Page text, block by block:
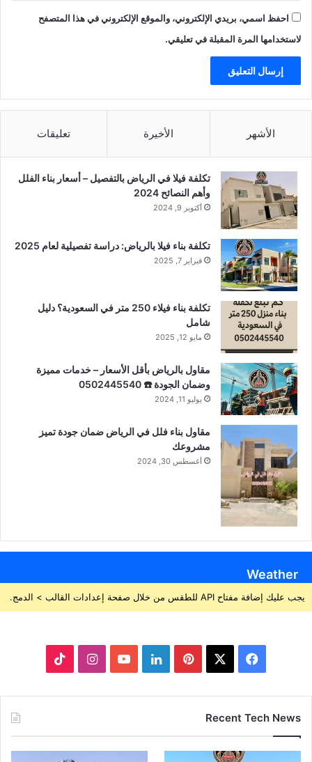
احفظ اسمي، بريدي الإلكتروني، والموقع الإلكتروني في هذا المتصفح
لاستخدامها المرة المقبلة في تعليقي.
الأشهر الأخيرة تعليقات
تكلفة فيلا في الرياض بالتفصيل – أسعار بناء الفلل
وأهم النصائح 2024
أكتوبر 9, 2024
تكلفة بناء فيلا بالرياض: دراسة تفصيلية لعام 2025
فبراير 7, 2025
تكلفة بناء فيلاء 250 متر في السعودية؟ دليل
شامل
مايو 12, 2025
مقاول بالرياض بأقل الأسعار – خدمات مميزة
وضمان الجودة ☎️ 0502445540
يوليو 11, 2024
مقاول بناء فلل في الرياض ضمان جودة تميز
مشروعك
أغسطس 30, 2024
Weather
يجب عليك إضافة مفتاح API للطقس من خلال صفحة إعدادات القالب > الدمج.
س
Recent Tech News